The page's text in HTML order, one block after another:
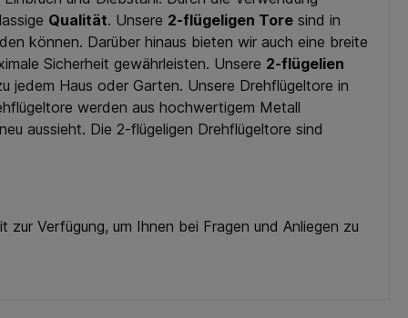
Qualität. Unsere 2-flügeligen Tore sind in
können. Darüber hinaus bieten wir auch eine breite
Sicherheit gewährleisten. Unsere 2-flügelien
jedem Haus oder Garten. Unsere Drehflügeltore in
werden aus hochwertigem Metall
aussieht. Die 2-flügeligen Drehflügeltore sind
Verfügung, um Ihnen bei Fragen und Anliegen zu